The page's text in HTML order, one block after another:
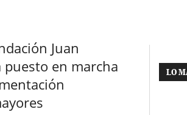
Juan
puesto en marcha
LO